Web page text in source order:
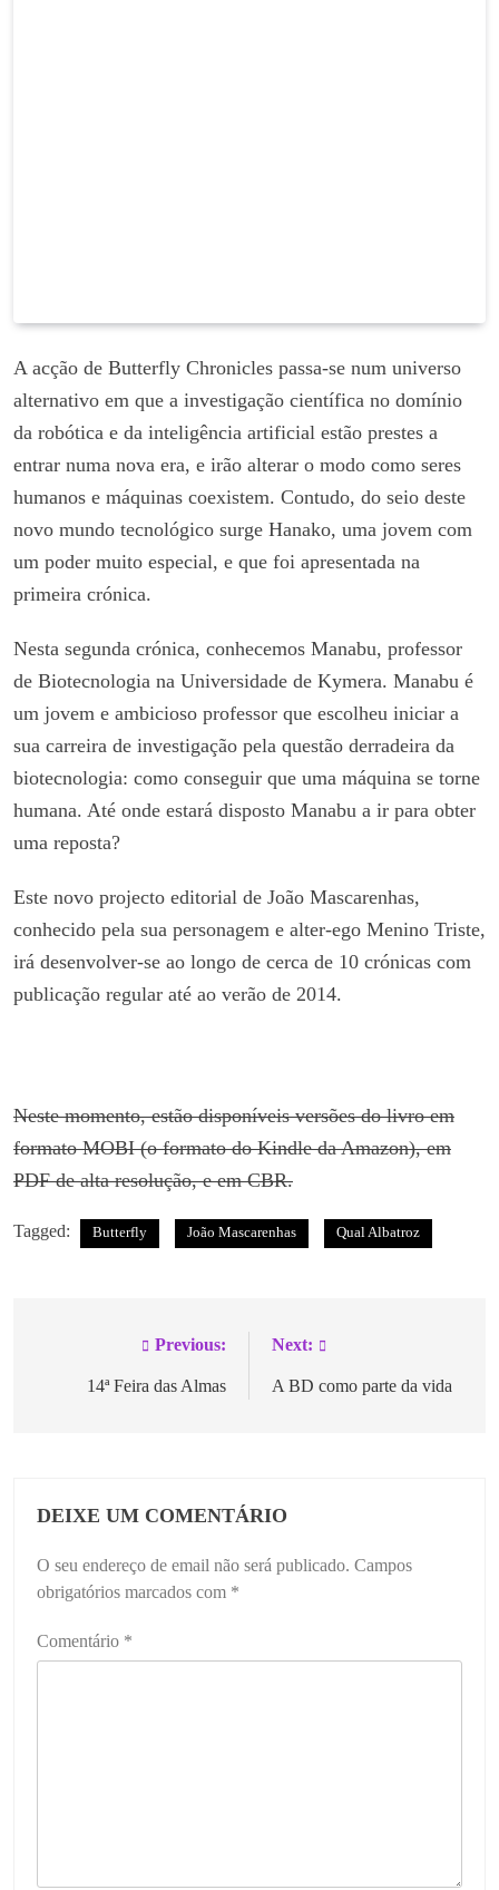
A acção de Butterfly Chronicles passa-se num universo
alternativo em que a investigação científica no domínio
da robótica e da inteligência artificial estão prestes a
entrar numa nova era, e irão alterar o modo como seres
humanos e máquinas coexistem. Contudo, do seio deste
novo mundo tecnológico surge Hanako, uma jovem com
um poder muito especial, e que foi apresentada na
primeira crónica.
Nesta segunda crónica, conhecemos Manabu, professor
de Biotecnologia na Universidade de Kymera. Manabu é
um jovem e ambicioso professor que escolheu iniciar a
sua carreira de investigação pela questão derradeira da
biotecnologia: como conseguir que uma máquina se torne
humana. Até onde estará disposto Manabu a ir para obter
uma reposta?
Este novo projecto editorial de João Mascarenhas,
conhecido pela sua personagem e alter-ego Menino Triste,
irá desenvolver-se ao longo de cerca de 10 crónicas com
publicação regular até ao verão de 2014.
Neste momento, estão disponíveis versões do livro em
formato MOBI (o formato do Kindle da Amazon), em
PDF de alta resolução, e em CBR.
Tagged: Butterfly João Mascarenhas Qual Albatroz
Previous:
14ª Feira das Almas
Next:
A BD como parte da vida
DEIXE UM COMENTÁRIO
O seu endereço de email não será publicado. Campos
obrigatórios marcados com *
Comentário *